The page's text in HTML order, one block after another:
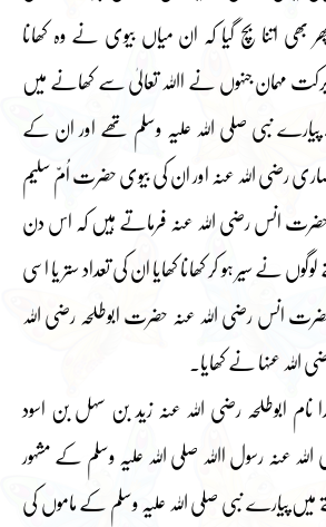
پھر بھی اتنا بچ گیا کہ ان میاں بیوی نے وہ کھانا
بابرکت مہمان جنہوں نے اﷲ تعالیٰ سے کھانے میں
نبی صلی اللہ علیہ وسلم تھے اور ان کے
رضی اللہ عنہ اور ان کی بیوی حضرت اُمّ سلیم
انس رضی اللہ عنہ فرماتے ہیں کہ اس دن
نے سیر ہو کر کھانا کھایا ان کی تعداد ستر یا اسی
انس رضی اللہ عنہ حضرت ابوطلحہ رضی اللہ
عنہا نے کھایا۔
نام ابوطلحہ رضی اللہ عنہ زید بن سہل بن اسود
عنہ رسول اﷲ صلی اللہ علیہ وسلم کے مشہور
میں پیارے نبی صلی اللہ علیہ وسلم کے ماموں کی